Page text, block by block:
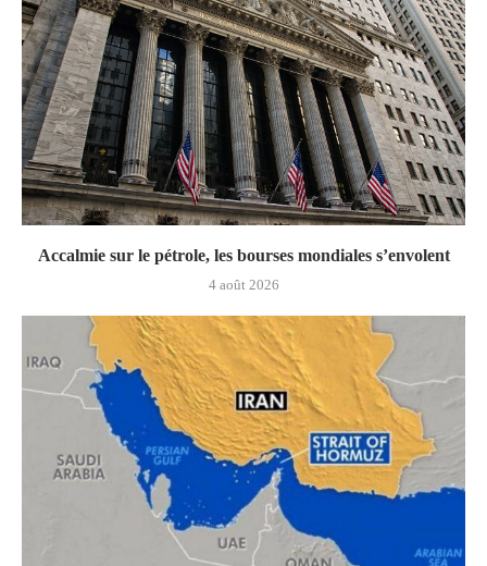
Accalmie sur le pétrole, les bourses mondiales s’envolent
4 août 2026